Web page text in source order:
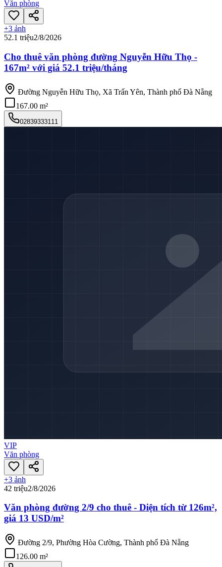
Văn phòng
+3 ảnh
52.1 triệu2/8/2026
Cho thuê văn phòng đường Nguyễn Hữu Thọ -
167m² với giá 52.1 triệu/tháng
Đường Nguyễn Hữu Thọ, Xã Trấn Yên, Thành phố Đà Nẵng
167.00 m²
02839333111
VIP
Văn phòng
+3 ảnh
42 triệu2/8/2026
Văn phòng đường 2/9 cho thuê - Diện tích từ 126m²,
giá 13 USD/m²
Đường 2/9, Phường Hòa Cường, Thành phố Đà Nẵng
126.00 m²